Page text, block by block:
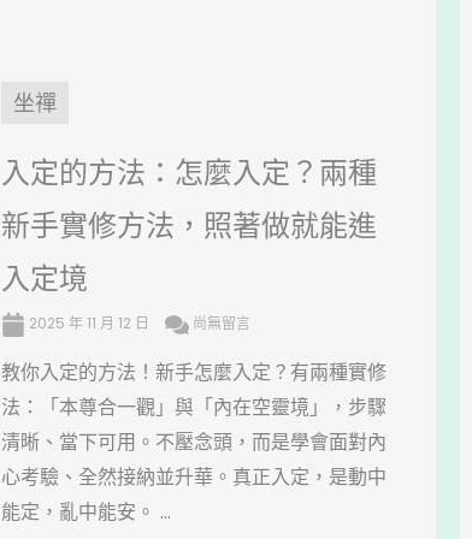
坐禪
入定的方法：怎麼入定？兩種
新手實修方法，照著做就能進
入定境
2025 年 11 月 12 日 尚無留言
教你入定的方法！新手怎麼入定？有兩種實修
法：「本尊合一觀」與「內在空靈境」，步驟
清晰、當下可用。不壓念頭，而是學會面對內
心考驗、全然接納並升華。真正入定，是動中
能定，亂中能安。 ...